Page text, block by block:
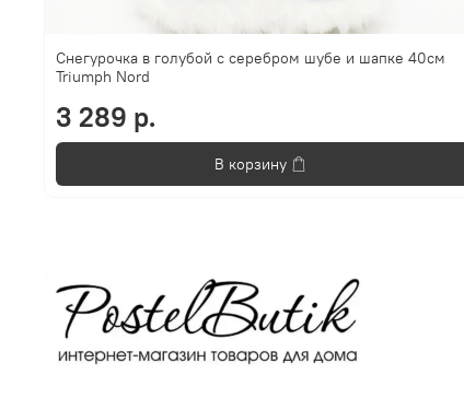
Снегурочка в голубой с серебром шубе и шапке 40см
Triumph Nord
3 289 р.
В корзину